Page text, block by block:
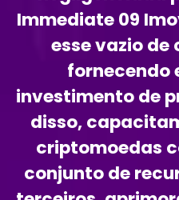
Immediate 09
esse vazio
fornecendo
investimento de
disso,
criptomoedas
conjunto de